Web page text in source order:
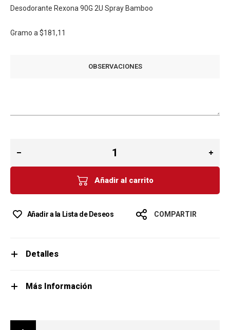
Desodorante Rexona 90G 2U Spray Bamboo
Gramo a $181,11
OBSERVACIONES
Añadir al carrito
Añadir a la Lista de Deseos COMPARTIR
Detalles
Más Información